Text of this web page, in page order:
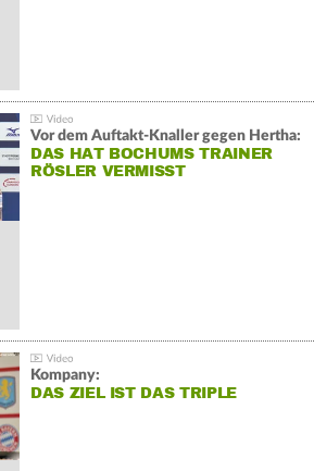
Vor dem Auftakt-Knaller gegen Hertha:
DAS HAT BOCHUMS TRAINER
RÖSLER VERMISST
Kompany:
DAS ZIEL IST DAS TRIPLE